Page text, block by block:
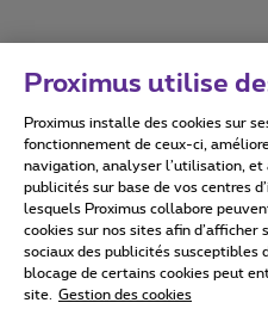
Conditions d'utilisation
Tous droits réservés. © 2026
Conditions générales, info
Proximus utilise
Proximus installe des cookies sur
fonctionnement de ceux-ci,
navigation, analyser l’utilisation,
publicités sur base de vos centres
lesquels Proximus collabore
cookies sur nos sites afin d’afficher
sociaux des publicités susceptibles
blocage de certains cookies peut
site.
Gestion des cookies